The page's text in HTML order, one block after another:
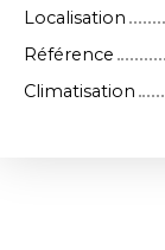
Localisation
Référence
Climatisation